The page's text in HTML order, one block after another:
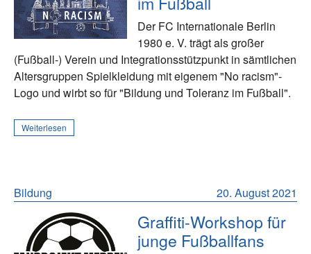
Der FC Internationale Berlin
1980 e. V. trägt als großer
(Fußball-) Verein und Integrationsstützpunkt in sämtlichen
Altersgruppen Spielkleidung mit eigenem "No racism"-
Logo und wirbt so für "Bildung und Toleranz im Fußball".
Weiterlesen
20. August 2021
Bildung
Graffiti-Workshop für
junge Fußballfans